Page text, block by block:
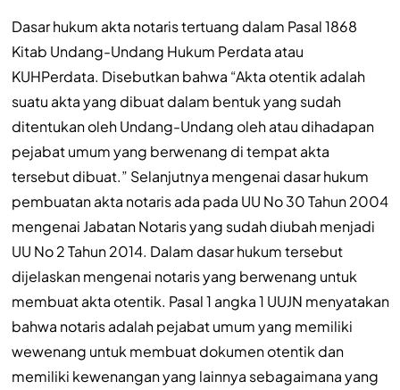
Dasar hukum akta notaris tertuang dalam Pasal 1868
Kitab Undang-Undang Hukum Perdata atau
KUHPerdata. Disebutkan bahwa “Akta otentik adalah
suatu akta yang dibuat dalam bentuk yang sudah
ditentukan oleh Undang-Undang oleh atau dihadapan
pejabat umum yang berwenang di tempat akta
tersebut dibuat.” Selanjutnya mengenai dasar hukum
pembuatan akta notaris ada pada UU No 30 Tahun 2004
mengenai Jabatan Notaris yang sudah diubah menjadi
UU No 2 Tahun 2014. Dalam dasar hukum tersebut
dijelaskan mengenai notaris yang berwenang untuk
membuat akta otentik. Pasal 1 angka 1 UUJN menyatakan
bahwa notaris adalah pejabat umum yang memiliki
wewenang untuk membuat dokumen otentik dan
memiliki kewenangan yang lainnya sebagaimana yang